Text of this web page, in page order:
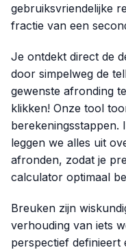
gebruiksvriendelijke
fractie van een
Je ontdekt direct de
door simpelweg de
gewenste afronding
klikken! Onze tool
berekeningsstappen.
leggen we alles uit
afronden, zodat je
calculator optimaal
Breuken zijn
verhouding van iets
perspectief definieert